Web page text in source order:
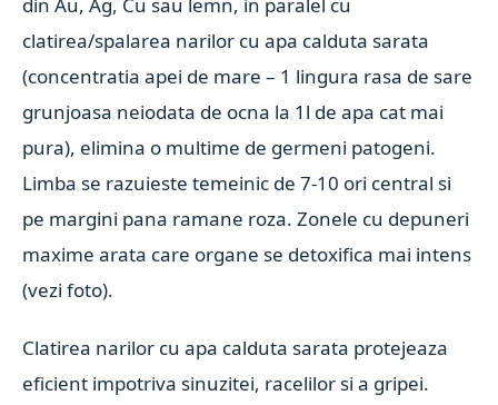
clatirea/spalarea narilor cu apa calduta sarata
(concentratia apei de mare – 1 lingura rasa de sare
grunjoasa neiodata de ocna la 1l de apa cat mai
pura), elimina o multime de germeni patogeni.
Limba se razuieste temeinic de 7-10 ori central si
pe margini pana ramane roza. Zonele cu depuneri
maxime arata care organe se detoxifica mai intens
(vezi foto).
Clatirea narilor cu apa calduta sarata protejeaza
eficient impotriva sinuzitei, racelilor si a gripei.